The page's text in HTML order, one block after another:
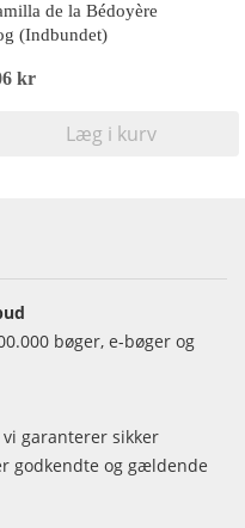
de la Bédoyère
(Indbundet)
kr
Læg i kurv
bøger, e-bøger og
garanterer sikker
godkendte og gældende